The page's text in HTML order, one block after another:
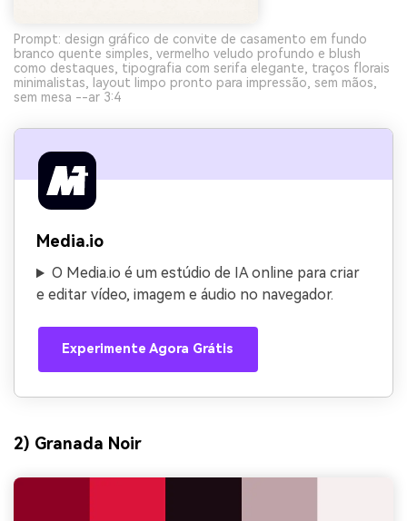
Prompt: design gráfico de convite de casamento em fundo
branco quente simples, vermelho veludo profundo e blush
como destaques, tipografia com serifa elegante, traços florais
minimalistas, layout limpo pronto para impressão, sem mãos,
sem mesa --ar 3:4
Media.io
O Media.io é um estúdio de IA online para criar
e editar vídeo, imagem e áudio no navegador.
Experimente Agora Grátis
2) Granada Noir